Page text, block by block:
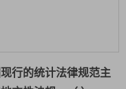
行的统计法律规范主